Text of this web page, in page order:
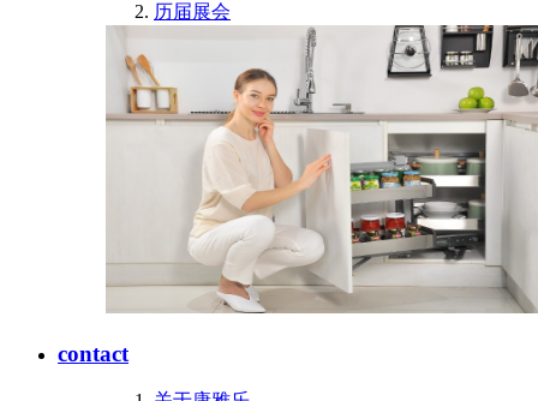
历届展会
contact